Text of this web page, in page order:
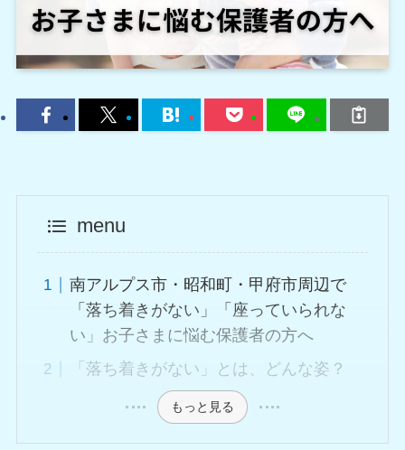
menu
南アルプス市・昭和町・甲府市周辺で
「落ち着きがない」「座っていられな
い」お子さまに悩む保護者の方へ
「落ち着きがない」とは、どんな姿？
もっと見る